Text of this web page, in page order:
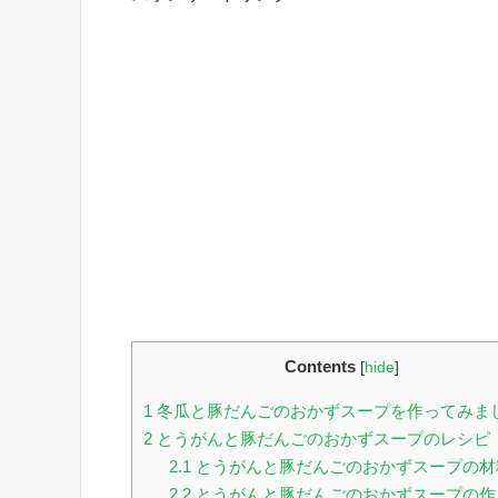
Contents [hide]
1 冬瓜と豚だんごのおかずスープを作ってみま
2 とうがんと豚だんごのおかずスープのレシピ
2.1 とうがんと豚だんごのおかずスープの
2.2とうがんと豚だんごのおかずスープの